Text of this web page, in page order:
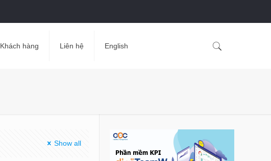
Khách hàng Liên hệ English
Show all